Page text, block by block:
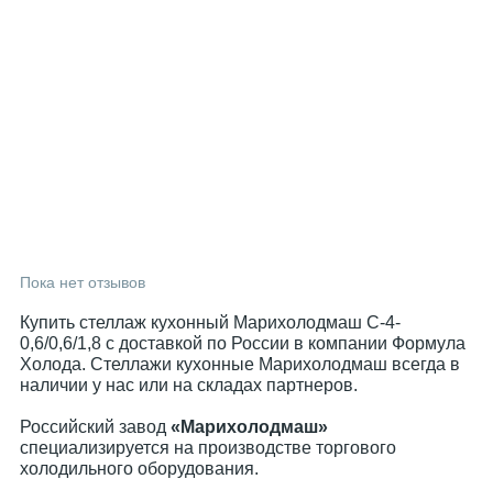
Пока нет отзывов
Купить стеллаж кухонный Марихолодмаш С-4-
0,6/0,6/1,8 с доставкой по России в компании Формула
Холода. Стеллажи кухонные Марихолодмаш всегда в
наличии у нас или на складах партнеров.
Российский завод «Марихолодмаш»
специализируется на производстве торгового
холодильного оборудования.